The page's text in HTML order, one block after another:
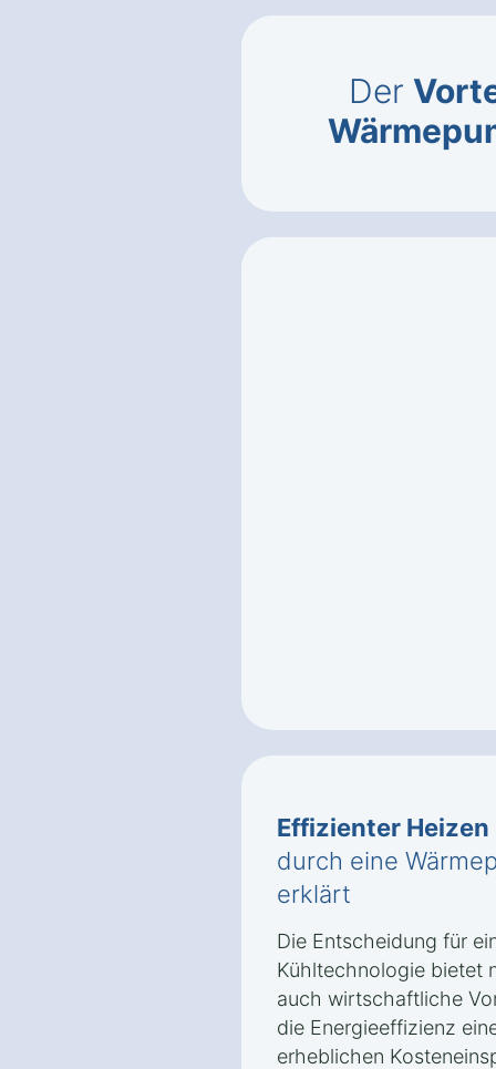
Der
Effizienter Heizen
durch eine
erklärt
Die Entscheidung für
Kühltechnologie bietet
auch wirtschaftliche
die Energieeffizienz
erheblichen